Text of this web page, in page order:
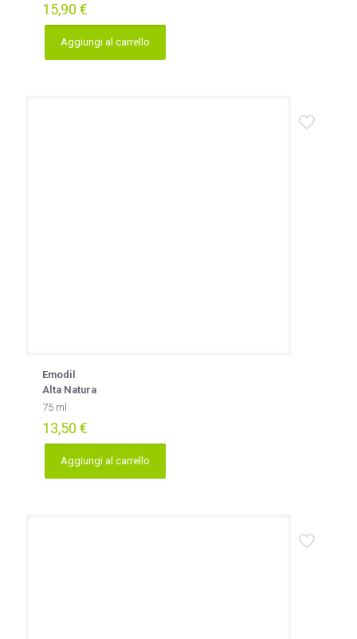
15,90 €
Aggiungi al carrello
Emodil
Alta Natura
75 ml
13,50 €
Aggiungi al carrello